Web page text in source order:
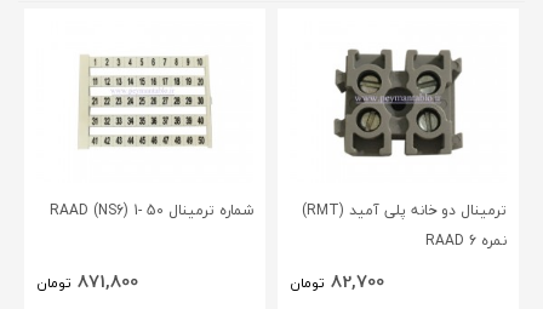
ترمینال دو خانه پلی آمید (RMT)
نمره 6 RAAD
82,700 تومان
شماره ترمینال 50 -1 (RAAD (NS6
871,800 تومان